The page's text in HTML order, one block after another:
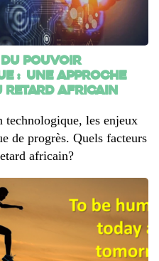
du pouvoir
: une approche
retard africain
technologique, les enjeux
de progrès. Quels facteurs
africain?